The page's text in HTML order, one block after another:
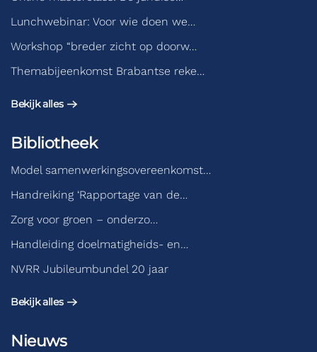
Lunchwebinar: Voor wie doen we…
Workshop “breder zicht op doorw…
Themabijeenkomst Brabantse reke…
Bekijk alles
Bibliotheek
Model samenwerkingsovereenkomst…
Handreiking ‘Rapportage van de…
Zorg voor groen – onderzo…
Handleiding doelmatigheids- en…
NVRR Jubileumbundel 20 jaar
Bekijk alles
Nieuws